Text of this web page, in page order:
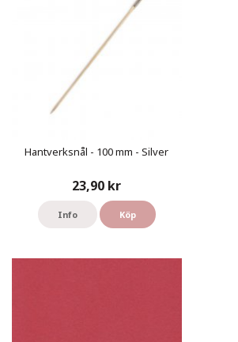
Hantverksnål - 100 mm - Silver
23,90 kr
Info Köp